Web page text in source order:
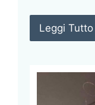
Leggi Tutto